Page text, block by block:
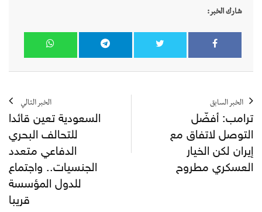
شارك الخبر:
الخبر السابق
ترامب: أفضّل
التوصل لاتفاق مع
إيران لكن الخيار
العسكري مطروح
الخبر التالي
السعودية تعين قائدا
للتحالف البحري
الدفاعي متعدد
الجنسيات.. واجتماع
للدول المؤسسة
قريبا